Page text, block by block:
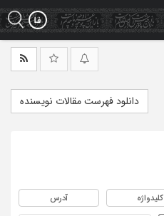
دانلود فهرست مقالات نویسنده
کلیدواژه آدرس